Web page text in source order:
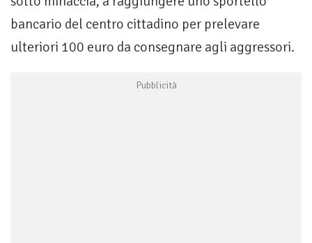
bancario del centro cittadino per prelevare
ulteriori 100 euro da consegnare agli aggressori.